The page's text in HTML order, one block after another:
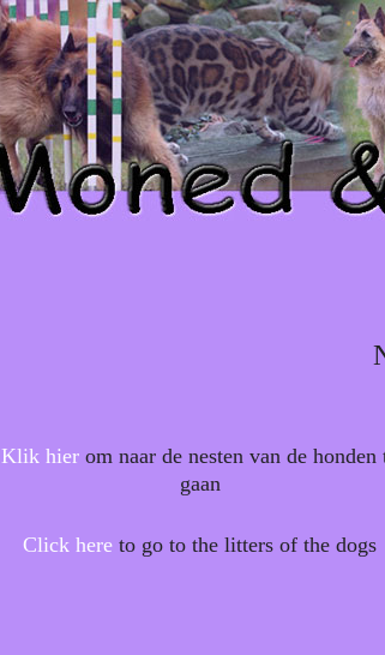
Klik hier om naar de nesten van de honden
gaan
Click here to go to the litters of the dogs